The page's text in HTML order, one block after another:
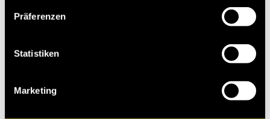
Präferenzen
Statistiken
Marketing